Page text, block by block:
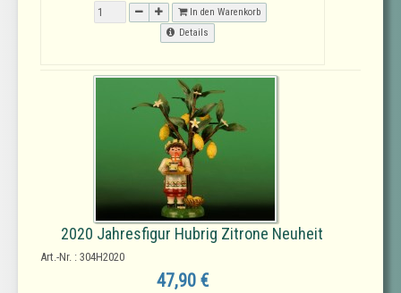
In den Warenkorb
Details
2020 Jahresfigur Hubrig Zitrone Neuheit
Art.-Nr. : 304H2020
47,90 €